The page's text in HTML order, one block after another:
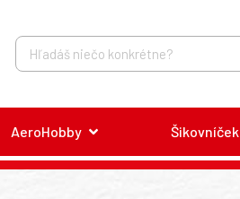
AeroHobby Šikovníček